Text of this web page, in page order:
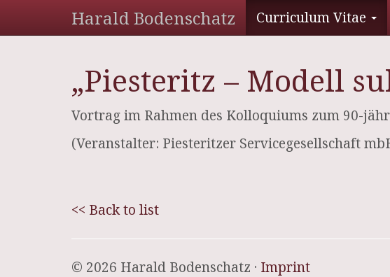
Harald Bodenschatz Curriculum Vitae
„Piesteritz – Modell
Vortrag im Rahmen des Kolloquiums zum 90-
(Veranstalter: Piesteritzer Servicegesellschaft
<< Back to list
© 2026 Harald Bodenschatz · Imprint